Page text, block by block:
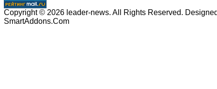
Copyright © 2026 leader-news. All Rights Reserved.
SmartAddons.Com